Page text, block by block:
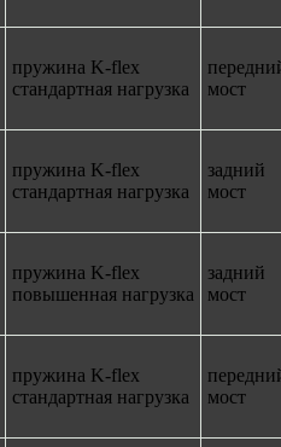
пружина K-flex
стандартная нагрузка
мост
пружина K-flex
стандартная нагрузка
задний
мост
пружина K-flex
повышенная нагрузка
задний
мост
пружина K-flex
стандартная нагрузка
мост